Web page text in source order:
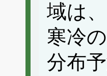
域は
寒冷
分布